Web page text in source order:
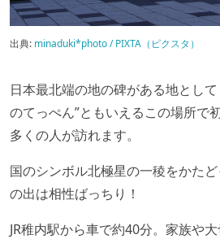
出典: minaduki*photo / PIXTA（ピクスタ）
日本最北端の地の碑がある地とし
のてっぺん”ともいえるこの場所で
多くの人が訪れます。
国のシンボル北極星の一稜をかた
の出は相性ばっちり！
JR稚内駅から車で約40分。家族や